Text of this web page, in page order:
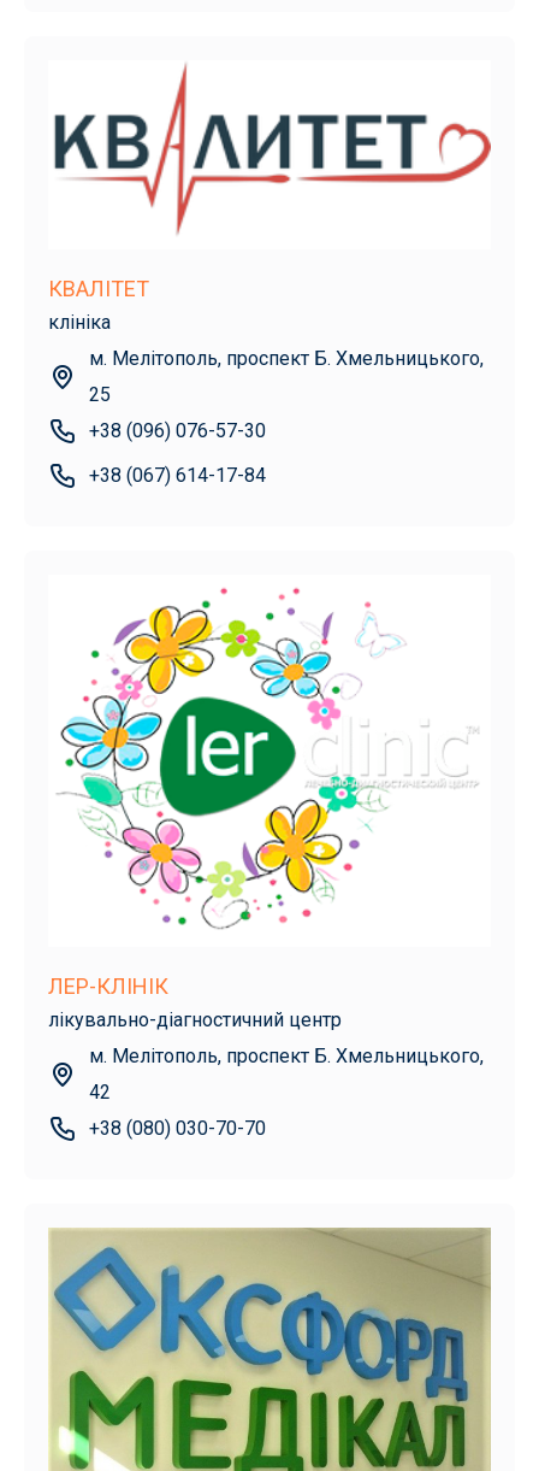
КВАЛІТЕТ
клініка
м. Мелітополь, проспект Б. Хмельницького,
25
+38 (096) 076-57-30
+38 (067) 614-17-84
ЛЕР-КЛІНІК
лікувально-діагностичний центр
м. Мелітополь, проспект Б. Хмельницького,
42
+38 (080) 030-70-70